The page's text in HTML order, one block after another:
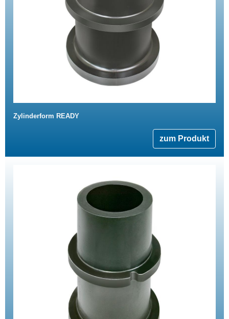
Zylinderform READY
zum Produkt